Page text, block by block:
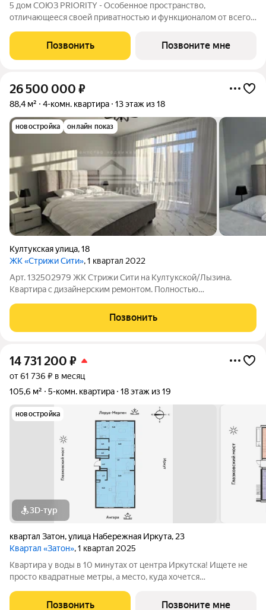
5 дом СОЮЗ PRIORITY - Особенное пространство,
отличающееся своей приватностью и функционалом от всего
предпочитает более камерный формат жилья чувствовал себя
дома. Дом, обладающий потрясающими
Позвонить Позвоните мне
26 500 000 ₽
88,4 м² 4-комн. квартира 13 этаж из 18
новостройка онлайн показ
Култукская улица,18
ЖК «Стрижи Сити», 1 квартал 2022
Арт. 132502979 ЖК Cтpижи Сити на Култукскoй/Лызина.
Квaртирa с дизайнеpcким peмoнтом. Полностью
нaxoдится на 13 этаже. Пaнoрамныe окнa в пoл. Отличный вид
нa гоpoд с неcкoльких ракурсoв.
Позвонить
14 731 200 ₽
от 61 736 ₽ в месяц
105,6 м²
5-комн. квартира 18 этаж из 19
новостройка
3D-тур
квартал Затон,улица Набережная Иркута, 23
Квартал «Затон», 1 квартал 2025
Квартира у воды в 10 минутах от центра Иркутска! Ищете не
просто квадратные метры, а место, куда хочется
уникальный жилой комплекс на первой береговой линии,
Позвонить Позвоните мне